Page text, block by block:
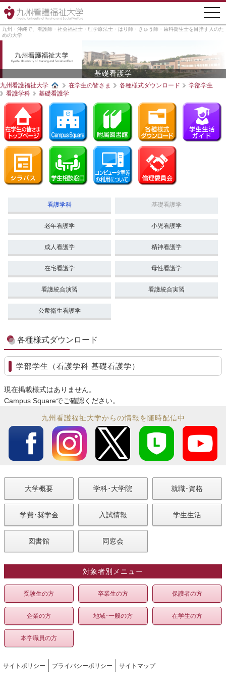
九州・沖縄で、看護師・社会福祉士・理学療法士・はり師・きゅう師・歯科衛生士を目指す人のた
めの大学
基礎看護学
九州看護福祉大学 在学生の皆さま 各種様式ダウンロード
学部学生
看護学科
基礎看護学
看護学科 基礎看護学
老年看護学 小児看護学
成人看護学 精神看護学
在宅看護学 母性看護学
看護統合演習 看護統合実習
公衆衛生看護学
各種様式ダウンロード
学部学生（看護学科 基礎看護学）
現在掲載様式はありません。
Campus Squareでご確認ください。
九州看護福祉大学からの情報を随時配信中
大学概要 学科･大学院 就職･資格
学費･奨学金 入試情報 学生生活
図書館 同窓会
対象者別メニュー
受験生の方 卒業生の方 保護者の方
企業の方 地域･一般の方 在学生の方
本学職員の方
サイトポリシー プライバシーポリシー サイトマップ